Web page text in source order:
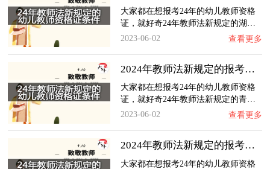
大家都在想报考24年的幼儿教师资格
证，就好奇24年教师法新规定的湖…
2023-06-02
查看更多
2024年教师法新规定的报考青海幼儿教师资格证…
大家都在想报考24年的幼儿教师资格
证，就好奇24年教师法新规定的青…
2023-06-02
查看更多
2024年教师法新规定的报考四川幼儿教师资格证…
大家都在想报考24年的幼儿教师资格